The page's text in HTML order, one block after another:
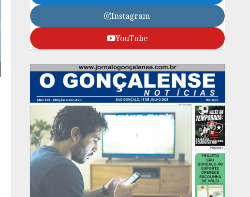
Instagram
YouTube